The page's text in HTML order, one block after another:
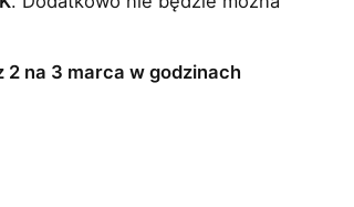
2 na 3 marca w godzinach